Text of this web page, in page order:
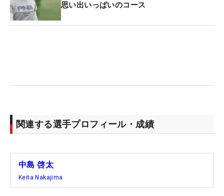
思い出いっぱいのコース
関連する選手プロフィール・成績
中島 啓太
Keita Nakajima